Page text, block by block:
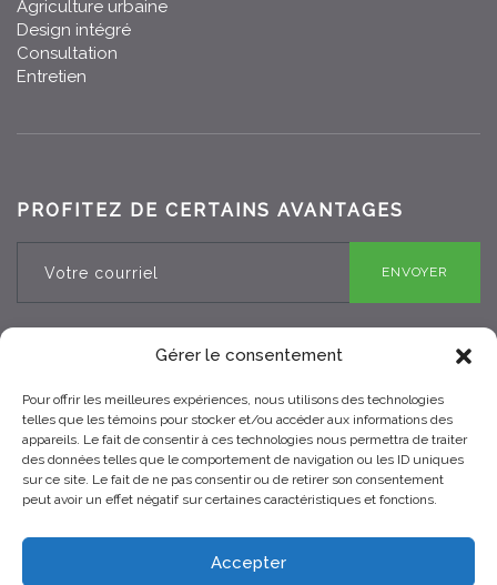
Gérer le consentement
Pour offrir les meilleures expériences, nous utilisons des technologies
telles que les témoins pour stocker et/ou accéder aux informations des
appareils. Le fait de consentir à ces technologies nous permettra de traiter
des données telles que le comportement de navigation ou les ID uniques
sur ce site. Le fait de ne pas consentir ou de retirer son consentement
peut avoir un effet négatif sur certaines caractéristiques et fonctions.
Accepter
Agriculture urbaine
Design intégré
Consultation
Entretien
PROFITEZ DE CERTAINS AVANTAGES
ENVOYER
RBQ 8330-0970-25